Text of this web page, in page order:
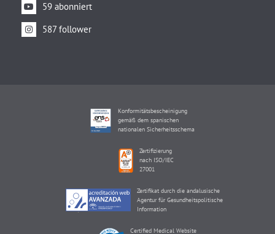
59 abonniert
587 follower
Konformitätsbescheinigung
gemäß dem spanischen
nationalen Sicherheitsschema
Zertifizierung
nach ISO/IEC
27001
Zertifikat durch die andalusische
Agentur für Gesundheitspolitische
Information
Certified Medical Website